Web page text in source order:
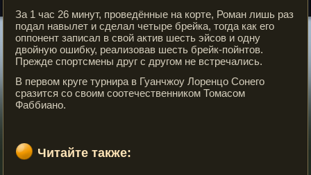
За 1 час 26 минут, проведённые на корте, Роман лишь раз
подал навылет и сделал четыре брейка, тогда как его
оппонент записал в свой актив шесть эйсов и одну
двойную ошибку, реализовав шесть брейк-пойнтов.
Прежде спортсмены друг с другом не встречались.
В первом круге турнира в Гуанчжоу Лоренцо Сонего
сразится со своим соотечественником Томасом
Фаббиано.
Читайте также: